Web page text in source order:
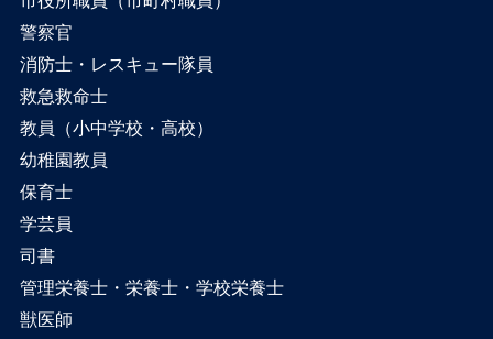
警察官
消防士・レスキュー隊員
救急救命士
教員（小中学校・高校）
幼稚園教員
保育士
学芸員
司書
管理栄養士・栄養士・学校栄養士
獣医師